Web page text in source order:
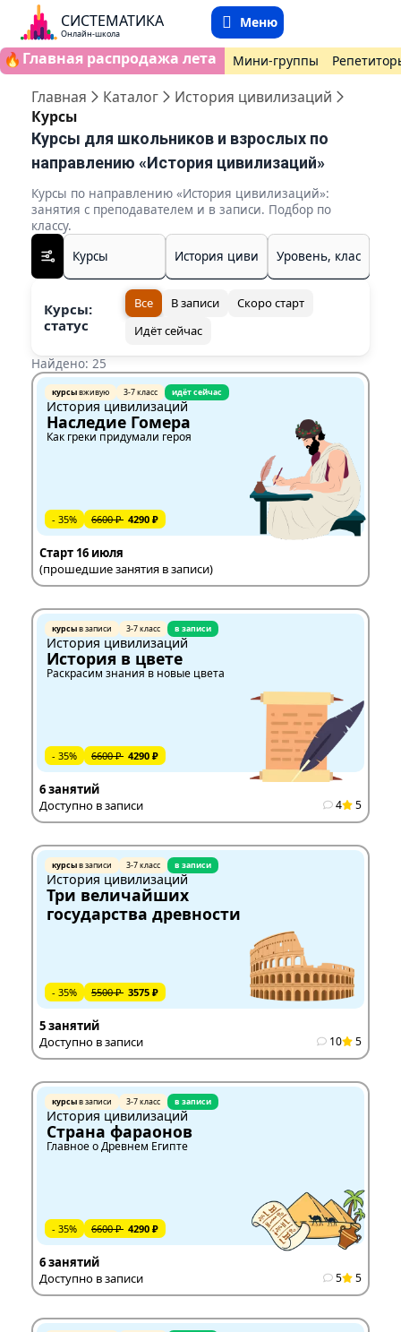
СИСТЕМАТИКА
Онлайн-школа
Меню
🔥 Главная распродажа лета Мини-группы
Главная Каталог
История цивилизаций
Курсы
Курсы для школьников и взрослых по
направлению «История цивилизаций»
Курсы по направлению «История цивилизаций»:
занятия с преподавателем и в записи. Подбор по
классу.
Курсы:
статус
Все В записи
Скоро старт
Идёт сейчас
Найдено: 25
курсывживую 3-7 класс идёт сейчас
История цивилизаций
Наследие Гомера
Как греки придумали героя
- 35% 6600 ₽ 4290 ₽
Старт 16 июля
(прошедшие занятия в записи)
курсыв записи 3-7 класс в записи
История цивилизаций
История в цвете
Раскрасим знания в новые цвета
- 35% 6600 ₽ 4290 ₽
6 занятий
Доступно в записи
4 5
курсыв записи 3-7 класс в записи
История цивилизаций
Три величайших
государства древности
- 35% 5500 ₽ 3575 ₽
5 занятий
Доступно в записи
10 5
курсыв записи 3-7 класс в записи
История цивилизаций
Страна фараонов
Главное о Древнем Египте
- 35% 6600 ₽ 4290 ₽
6 занятий
Доступно в записи
5 5